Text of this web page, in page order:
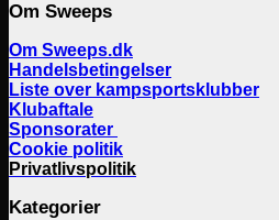
Om Sweeps
Om Sweeps.dk
Handelsbetingelser
Liste over kampsportsklubber
Klubaftale
Sponsorater
Cookie politik
Privatlivspolitik
Kategorier